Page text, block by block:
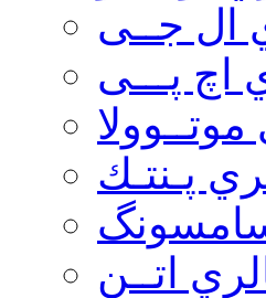
ال جــی
اچ پـــی
پـنتـك
اتــن